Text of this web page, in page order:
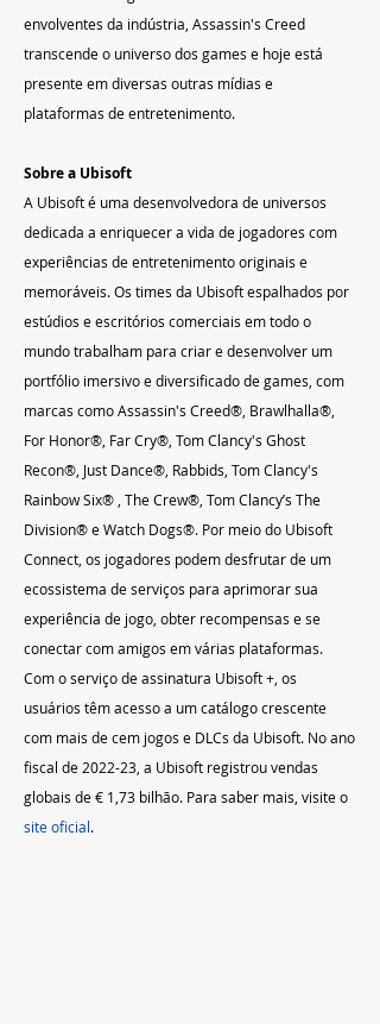
envolventes da indústria, Assassin's Creed
transcende o universo dos games e hoje está
presente em diversas outras mídias e
plataformas de entretenimento.
Sobre a Ubisoft
A Ubisoft é uma desenvolvedora de universos
dedicada a enriquecer a vida de jogadores com
experiências de entretenimento originais e
memoráveis. Os times da Ubisoft espalhados por
estúdios e escritórios comerciais em todo o
mundo trabalham para criar e desenvolver um
portfólio imersivo e diversificado de games, com
marcas como Assassin's Creed®, Brawlhalla®,
For Honor®, Far Cry®, Tom Clancy's Ghost
Recon®, Just Dance®, Rabbids, Tom Clancy's
Rainbow Six® , The Crew®, Tom Clancy’s The
Division® e Watch Dogs®. Por meio do Ubisoft
Connect, os jogadores podem desfrutar de um
ecossistema de serviços para aprimorar sua
experiência de jogo, obter recompensas e se
conectar com amigos em várias plataformas.
Com o serviço de assinatura Ubisoft +, os
usuários têm acesso a um catálogo crescente
com mais de cem jogos e DLCs da Ubisoft. No ano
fiscal de 2022-23, a Ubisoft registrou vendas
globais de € 1,73 bilhão. Para saber mais, visite o
site oficial.